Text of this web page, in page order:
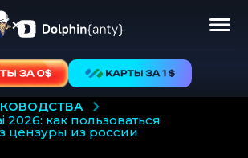
цензуры из россии